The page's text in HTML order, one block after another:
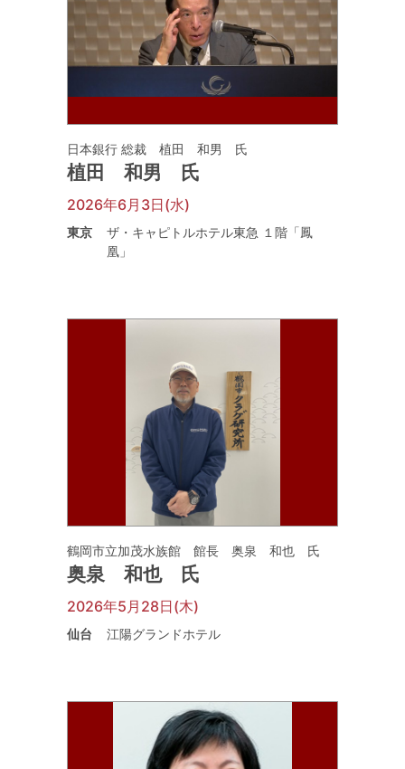
日本銀行 総裁 植田 和男 氏
植田 和男 氏
2026年6月3日(水)
東京
ザ・キャピトルホテル東急 １階「鳳
凰」
鶴岡市立加茂水族館 館長 奥泉 和也 氏
奥泉 和也 氏
2026年5月28日(木)
仙台 江陽グランドホテル